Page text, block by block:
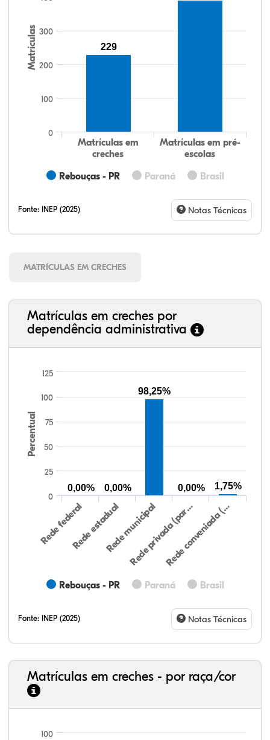
Matrículas
Rebouças - PR Paraná Brasil
Matrículas em
creches
Matrículas em pré-
escolas
0
100
200
300
229
Fonte: INEP (2025) Notas Técnicas
MATRÍCULAS EM CRECHES
Matrículas em creches por
dependência administrativa
Percentual
Rebouças - PR Paraná Brasil
Rede federalRede estadualRede municipal
Rede privada (par…Rede conveniada (…
0
25
50
75
100
125
0,00% 0,00%
98,25%
0,00% 1,75%
Fonte: INEP (2025) Notas Técnicas
Matrículas em creches - por raça/cor
100